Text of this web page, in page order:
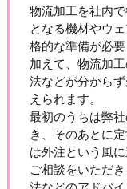
物流加工を社内
となる機材やウ
格的な準備が必要
加えて、物流加
法などが分から
えられます。
最初のうちは弊
き、そのあとに
は外注という風
ご相談をいただ